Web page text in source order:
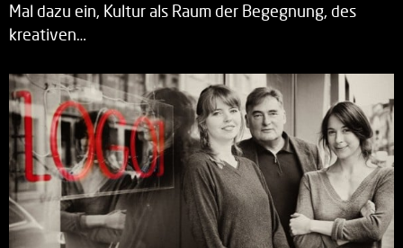
Mal dazu ein, Kultur als Raum der Begegnung, des
kreativen…